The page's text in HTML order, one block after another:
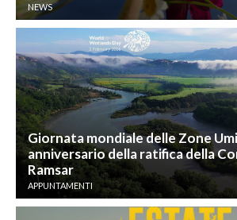
NEWS
Giornata mondiale delle Zone
anniversario della ratifica della
Ramsar
APPUNTAMENTI